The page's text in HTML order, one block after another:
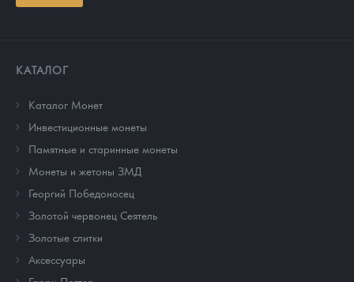
КАТАЛОГ
Каталог Монет
Инвестиционные монеты
Памятные и старинные монеты
Монеты и жетоны ЗМД
Георгий Победоносец
Золотой червонец Сеятель
Золотые слитки
Аксессуары